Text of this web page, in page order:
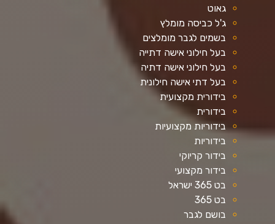
גאוט
ג'ל כביסה מומלץ
בשמים לגבר מומלצים
בעל חילוני אישה דתייה
בעל חילוני אישה דתיה
בעל דתי אישה חילונית
בידורית מקצועית
בידורית
בידוריות מקצועיות
בידוריות
בידור קריוקי
בידור מקצועי
בט 365 ישראל
בט 365
בושם לגבר